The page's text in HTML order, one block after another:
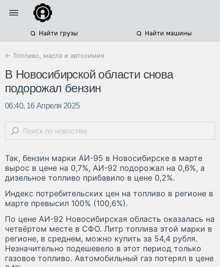
Найти грузы Найти машины
← Топливо, масла и автохимия
В Новосибирской области снова
подорожал бензин
06:40, 16 Апреля 2025
Так, бензин марки АИ-95 в Новосибирске в марте
вырос в цене на 0,7%, АИ-92 подорожал на 0,6%, а
дизельное топливо прибавило в цене 0,2%.
Индекс потребительских цен на топливо в регионе в
марте превысил 100% (100,6%).
По цене АИ-92 Новосибирская область оказалась на
четвёртом месте в СФО. Литр топлива этой марки в
регионе, в среднем, можно купить за 54,4 рубля.
Незначительно подешевело в этот период только
газовое топливо. Автомобильный газ потерял в цене